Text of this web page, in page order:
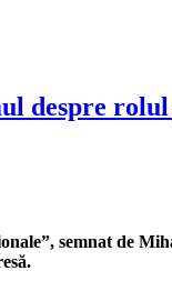
despre
semnat de